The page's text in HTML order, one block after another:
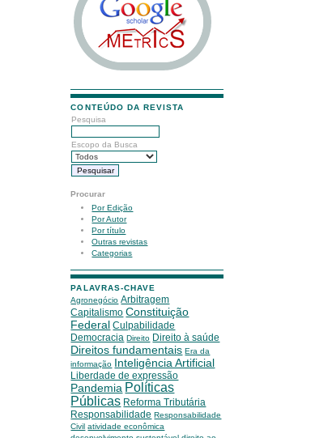
CONTEÚDO DA REVISTA
Pesquisa
Escopo da Busca
Procurar
Por Edição
Por Autor
Por título
Outras revistas
Categorias
PALAVRAS-CHAVE
Agronegócio Arbitragem
Capitalismo Constituição
Federal Culpabilidade
Democracia Direito Direito à saúde
Direitos fundamentais Era da
informação Inteligência Artificial
Liberdade de expressão
Pandemia Políticas
Públicas Reforma Tributária
Responsabilidade Responsabilidade
Civil atividade econômica